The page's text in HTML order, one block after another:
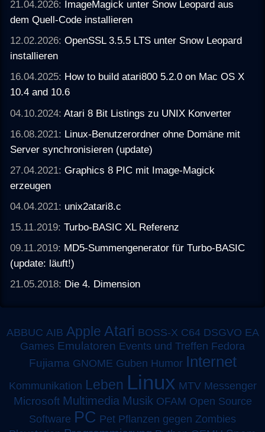
21.04.2026: ImageMagick unter Snow Leopard aus
dem Quell-Code installieren
12.02.2026:OpenSSL 3.5.5 LTS unter Snow Leopard
installieren
16.04.2025: How to build atari800 5.2.0 on Mac OS X
10.4 and 10.6
04.10.2024:Atari 8 Bit Listings zu UNIX Konverter
16.08.2021: Linux-Benutzerordner ohne Domäne mit
Server synchronisieren (update)
27.04.2021:Graphics 8 PIC mit Image-Magick
erzeugen
04.04.2021: unix2atari8.c
15.11.2019:Turbo-BASIC XL Referenz
09.11.2019: MD5-Summengenerator für Turbo-BASIC
(update: läuft!)
21.05.2018: Die 4. Dimension
ABBUC AIB Apple Atari BOSS-X C64 DSGVO EA
Games Emulatoren Events und Treffen Fedora
Fujiama GNOME Guben Humor Internet
Kommunikation Leben Linux MTV Messenger
Microsoft Multimedia Musik OFAM Open Source
Software PC Pet Pflanzen gegen Zombies